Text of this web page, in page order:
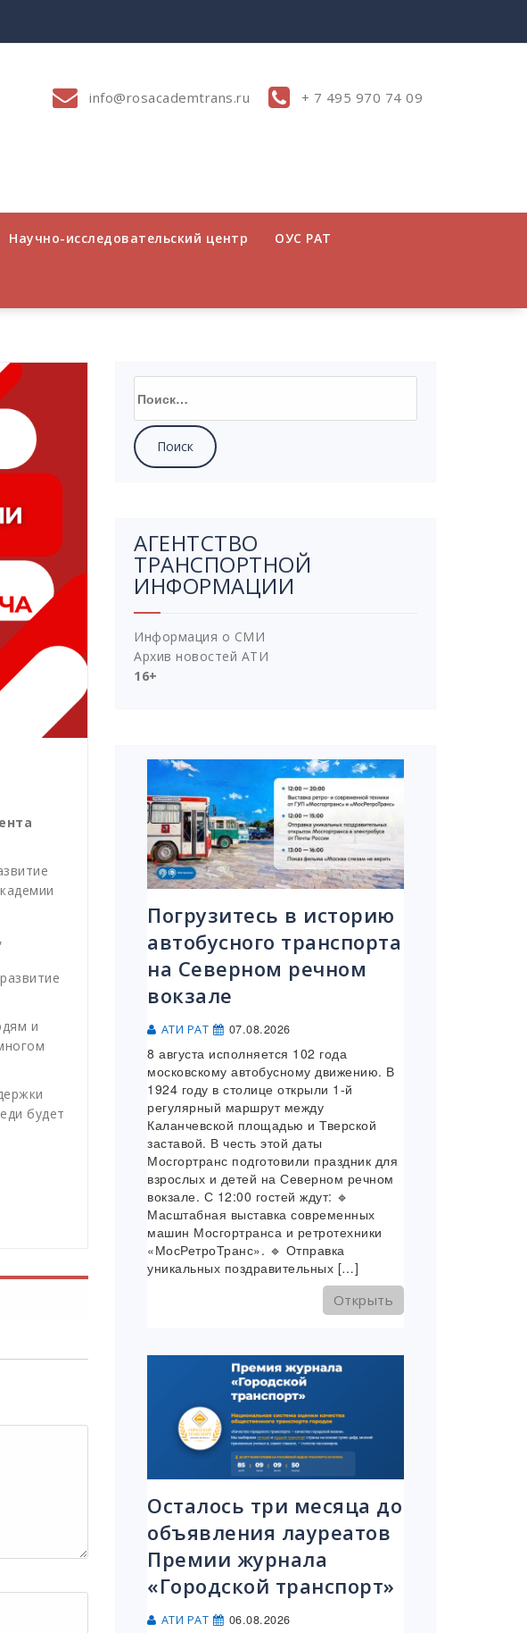
info@rosacademtrans.ru + 7 495 970 74 09
Научно-исследовательский центр ОУС РАТ
и
будет
АГЕНТСТВО
ТРАНСПОРТНОЙ
ИНФОРМАЦИИ
Информация о СМИ
Архив новостей АТИ
16+
Погрузитесь в историю
автобусного транспорта
на Северном речном
вокзале
АТИ РАТ 07.08.2026
8 августа исполняется 102 года
московскому автобусному движению. В
1924 году в столице открыли 1-й
регулярный маршрут между
Каланчевской площадью и Тверской
заставой. В честь этой даты
Мосгортранс подготовили праздник для
взрослых и детей на Северном речном
вокзале. С 12:00 гостей ждут: 🔹
Масштабная выставка современных
машин Мосгортранса и ретротехники
«МосРетроТранс». 🔹 Отправка
уникальных поздравительных […]
Открыть
Осталось три месяца до
объявления лауреатов
Премии журнала
«Городской транспорт»
АТИ РАТ 06.08.2026